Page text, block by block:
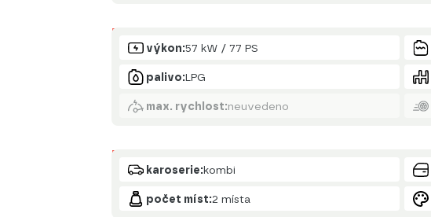
Motor
výkon:57 kW / 77 PS
palivo:LPG
max. rychlost:neuvedeno
Karoserie
karoserie:kombi
počet míst:2 místa